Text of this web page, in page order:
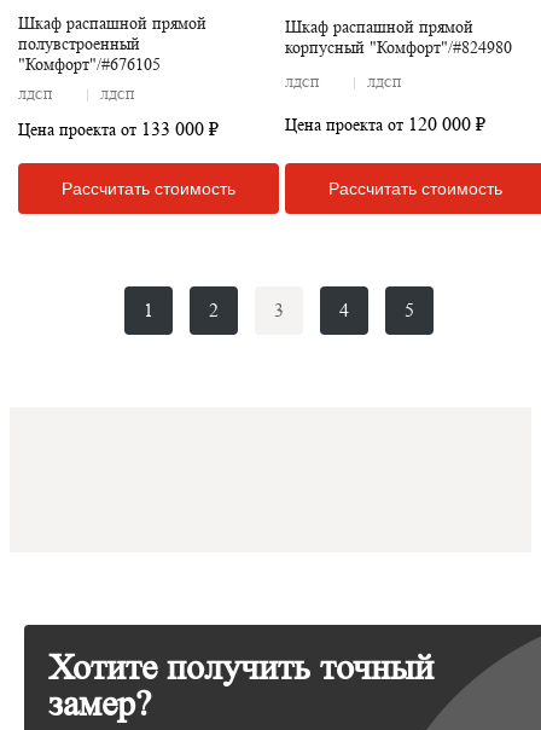
Шкаф распашной прямой
полувстроенный
"Комфорт"/#676105
ЛДСП ЛДСП
Цена проекта от 133 000 ₽
Рассчитать стоимость
Шкаф распашной прямой
корпусный "Комфорт"/#824980
ЛДСП ЛДСП
Цена проекта от 120 000 ₽
Рассчитать стоимость
1 2 3 4 5
Хотите получить точный
замер?